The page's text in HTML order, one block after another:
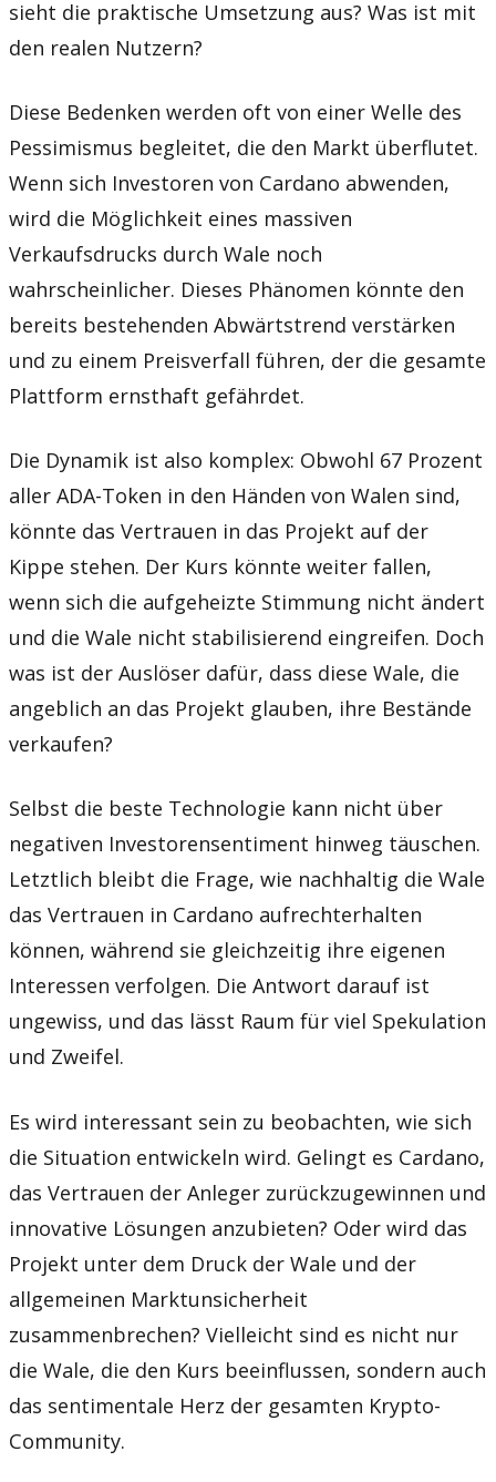
sieht die praktische Umsetzung aus? Was ist mit
den realen Nutzern?
Diese Bedenken werden oft von einer Welle des
Pessimismus begleitet, die den Markt überflutet.
Wenn sich Investoren von Cardano abwenden,
wird die Möglichkeit eines massiven
Verkaufsdrucks durch Wale noch
wahrscheinlicher. Dieses Phänomen könnte den
bereits bestehenden Abwärtstrend verstärken
und zu einem Preisverfall führen, der die gesamte
Plattform ernsthaft gefährdet.
Die Dynamik ist also komplex: Obwohl 67 Prozent
aller ADA-Token in den Händen von Walen sind,
könnte das Vertrauen in das Projekt auf der
Kippe stehen. Der Kurs könnte weiter fallen,
wenn sich die aufgeheizte Stimmung nicht ändert
und die Wale nicht stabilisierend eingreifen. Doch
was ist der Auslöser dafür, dass diese Wale, die
angeblich an das Projekt glauben, ihre Bestände
verkaufen?
Selbst die beste Technologie kann nicht über
negativen Investorensentiment hinweg täuschen.
Letztlich bleibt die Frage, wie nachhaltig die Wale
das Vertrauen in Cardano aufrechterhalten
können, während sie gleichzeitig ihre eigenen
Interessen verfolgen. Die Antwort darauf ist
ungewiss, und das lässt Raum für viel Spekulation
und Zweifel.
Es wird interessant sein zu beobachten, wie sich
die Situation entwickeln wird. Gelingt es Cardano,
das Vertrauen der Anleger zurückzugewinnen und
innovative Lösungen anzubieten? Oder wird das
Projekt unter dem Druck der Wale und der
allgemeinen Marktunsicherheit
zusammenbrechen? Vielleicht sind es nicht nur
die Wale, die den Kurs beeinflussen, sondern auch
das sentimentale Herz der gesamten Krypto-
Community.